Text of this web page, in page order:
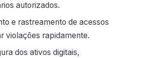
autorizados.
e rastreamento de acessos
violações rapidamente.
dos ativos digitais,